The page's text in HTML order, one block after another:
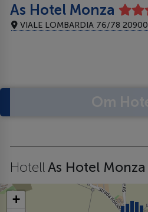
As Hotel Monza
VIALE LOMBARDIA 76/78 20900
HotellAs Hotel Monza
+